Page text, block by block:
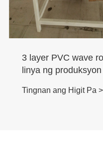
HDPE Malaking
Winding Pipe
Tingnan ang Higit Pa >>